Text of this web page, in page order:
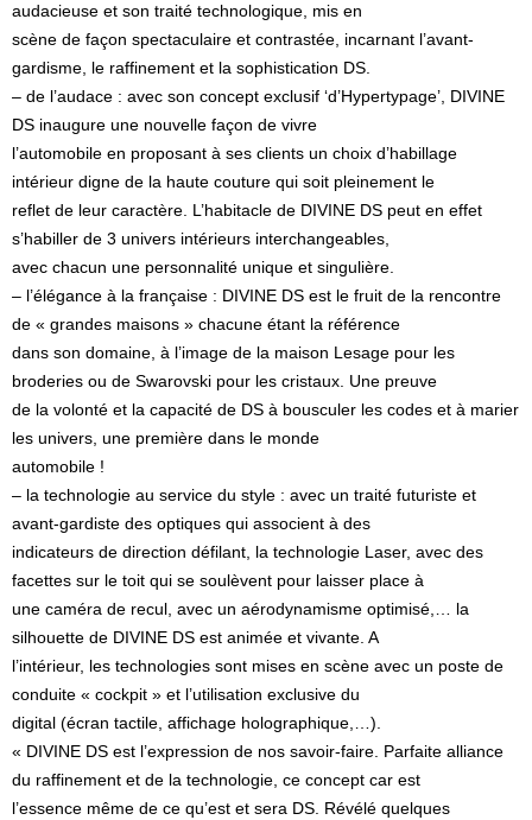
audacieuse et son traité technologique, mis en
scène de façon spectaculaire et contrastée, incarnant l’avant-
gardisme, le raffinement et la sophistication DS.
– de l’audace : avec son concept exclusif ‘d’Hypertypage’, DIVINE
DS inaugure une nouvelle façon de vivre
l’automobile en proposant à ses clients un choix d’habillage
intérieur digne de la haute couture qui soit pleinement le
reflet de leur caractère. L’habitacle de DIVINE DS peut en effet
s’habiller de 3 univers intérieurs interchangeables,
avec chacun une personnalité unique et singulière.
– l’élégance à la française : DIVINE DS est le fruit de la rencontre
de « grandes maisons » chacune étant la référence
dans son domaine, à l’image de la maison Lesage pour les
broderies ou de Swarovski pour les cristaux. Une preuve
de la volonté et la capacité de DS à bousculer les codes et à marier
les univers, une première dans le monde
automobile !
– la technologie au service du style : avec un traité futuriste et
avant-gardiste des optiques qui associent à des
indicateurs de direction défilant, la technologie Laser, avec des
facettes sur le toit qui se soulèvent pour laisser place à
une caméra de recul, avec un aérodynamisme optimisé,… la
silhouette de DIVINE DS est animée et vivante. A
l’intérieur, les technologies sont mises en scène avec un poste de
conduite « cockpit » et l’utilisation exclusive du
digital (écran tactile, affichage holographique,…).
« DIVINE DS est l’expression de nos savoir-faire. Parfaite alliance
du raffinement et de la technologie, ce concept car est
l’essence même de ce qu’est et sera DS. Révélé quelques